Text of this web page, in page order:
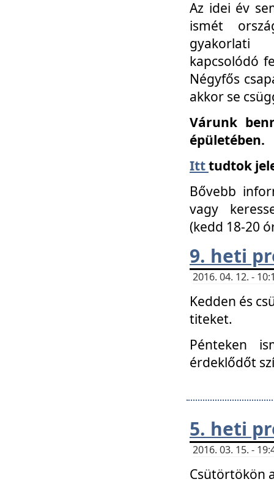
Az idei év
ismét
gyakorlati
kapcsolódó
Négyfős
akkor se
Várunk
épületében.
Itttudtok
Bővebb
vagy
(kedd 18-20
9. heti
2016. 04. 12. -
Kedden és
titeket.
Pénteken
érdeklődőt
5. heti
2016. 03. 15. -
Csütörtökön